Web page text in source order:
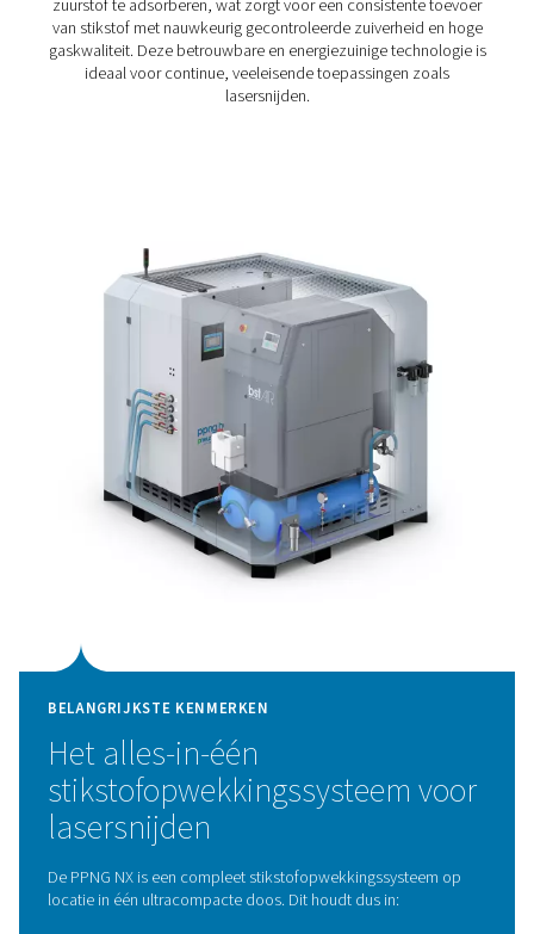
snelheid en nauwkeurigheid.
De PPNG NX wordt geleverd met een hoogwaardige
plug-and-play-systeem is snel en probleemloos. Alles
nodig hebt is perslucht en een stroomvoorziening.
Dankzij zijn compacte voetafdruk bespaart de PPNG
en past hij in ruimtes waar grotere systemen niet
dankzij het modulaire ontwerp kan de PPNG NX
met uw activiteiten.
PSA-technologie (Pressure
De PPNG NX 1-6 is uitgerust met de PPNG HE-
die gebruikmaakt van bewezen Pressure Swing
(PSA)-technologie om zeer zuivere stikstof op
produceren. PSA scheidt stikstof van perslucht door
zuurstof te adsorberen, wat zorgt voor een
van stikstof met nauwkeurig gecontroleerde
gaskwaliteit. Deze betrouwbare en energiezuinige
ideaal voor continue, veeleisende toepassingen